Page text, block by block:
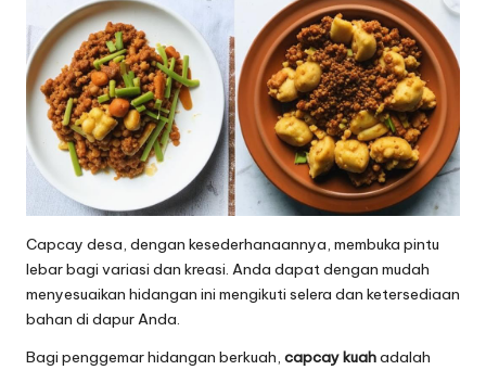
Capcay desa, dengan kesederhanaannya, membuka pintu
lebar bagi variasi dan kreasi. Anda dapat dengan mudah
menyesuaikan hidangan ini mengikuti selera dan ketersediaan
bahan di dapur Anda.
Bagi penggemar hidangan berkuah, capcay kuahadalah